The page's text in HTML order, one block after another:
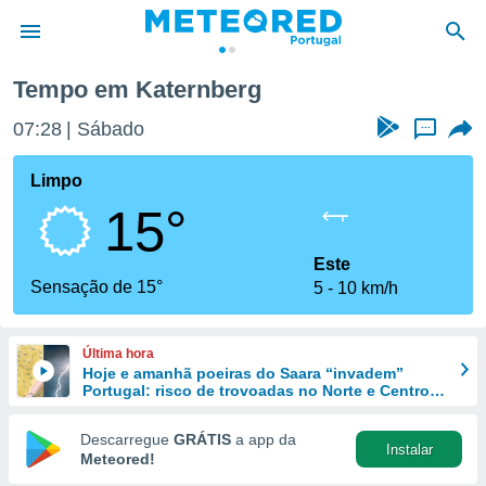
da
foi
fornecidas
a este
das
e
forma
digital
Tempo em Katernberg
07:28 Sábado ...
Limpo
15°
Sensação de 15°
Este
5
10 km/h
Última hora
Hoje e amanhã poeiras do Saara “invadem”
Portugal: risco de trovoadas no Norte e Centro
Descarregue GRÁTIS a app da
Meteored!
Instalar